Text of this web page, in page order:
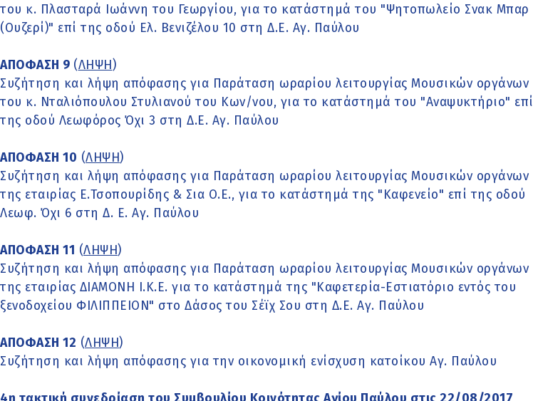
του κ. Πλασταρά Ιωάννη του Γεωργίου, για το κατάστημά του "Ψητοπωλείο Σνακ Μπαρ
(Ουζερί)" επί της οδού Ελ. Βενιζέλου 10 στη Δ.Ε. Αγ. Παύλου
ΑΠΟΦΑΣΗ 9 (ΛΗΨΗ)
Συζήτηση και λήψη απόφασης για Παράταση ωραρίου λειτουργίας Μουσικών οργάνων
του κ. Νταλιόπουλου Στυλιανού του Κων/νου, για το κατάστημά του "Αναψυκτήριο" επί
της οδού Λεωφόρος Όχι 3 στη Δ.Ε. Αγ. Παύλου
ΑΠΟΦΑΣΗ 10 (ΛΗΨΗ)
Συζήτηση και λήψη απόφασης για Παράταση ωραρίου λειτουργίας Μουσικών οργάνων
της εταιρίας Ε.Τσοπουρίδης & Σια Ο.Ε., για το κατάστημά της "Καφενείο" επί της οδού
Λεωφ. Όχι 6 στη Δ. Ε. Αγ. Παύλου
ΑΠΟΦΑΣΗ 11 (ΛΗΨΗ)
Συζήτηση και λήψη απόφασης για Παράταση ωραρίου λειτουργίας Μουσικών οργάνων
της εταιρίας ΔΙΑΜΟΝΗ Ι.Κ.Ε. για το κατάστημά της "Καφετερία-Εστιατόριο εντός του
ξενοδοχείου ΦΙΛΙΠΠΕΙΟΝ" στο Δάσος του Σέϊχ Σου στη Δ.Ε. Αγ. Παύλου
ΑΠΟΦΑΣΗ 12 (ΛΗΨΗ)
Συζήτηση και λήψη απόφασης για την οικονομική ενίσχυση κατοίκου Αγ. Παύλου